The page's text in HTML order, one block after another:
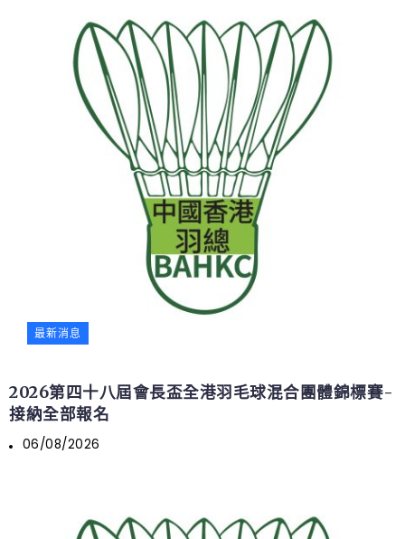
最新消息
2026第四十八屆會長盃全港羽毛球混合團體錦標賽-
接納全部報名
06/08/2026